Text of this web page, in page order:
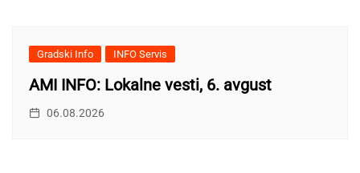
Gradski Info INFO Servis
AMI INFO: Lokalne vesti, 6. avgust
06.08.2026